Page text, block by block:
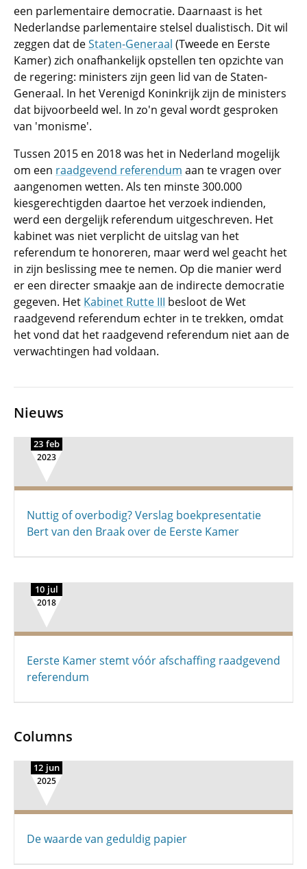
een parlementaire democratie. Daarnaast is het
Nederlandse parlementaire stelsel dualistisch. Dit wil
zeggen dat deStaten-Generaal (Tweede en Eerste
Kamer) zich onafhankelijk opstellen ten opzichte van
de regering: ministers zijn geen lid van de Staten-
Generaal. In het Verenigd Koninkrijk zijn de ministers
dat bijvoorbeeld wel. In zo'n geval wordt gesproken
van 'monisme'.
Tussen 2015 en 2018 was het in Nederland mogelijk
om een raadgevend referendum aan te vragen over
aangenomen wetten. Als ten minste 300.000
kiesgerechtigden daartoe het verzoek indienden,
werd een dergelijk referendum uitgeschreven. Het
kabinet was niet verplicht de uitslag van het
referendum te honoreren, maar werd wel geacht het
in zijn beslissing mee te nemen. Op die manier werd
er een directer smaakje aan de indirecte democratie
gegeven. Het Kabinet Rutte III besloot de Wet
raadgevend referendum echter in te trekken, omdat
het vond dat het raadgevend referendum niet aan de
verwachtingen had voldaan.
Nieuws
23 feb
2023
Nuttig of overbodig? Verslag boekpresentatie
Bert van den Braak over de Eerste Kamer
10 jul
2018
Eerste Kamer stemt vóór afschaffing raadgevend
referendum
Columns
12 jun
2025
De waarde van geduldig papier